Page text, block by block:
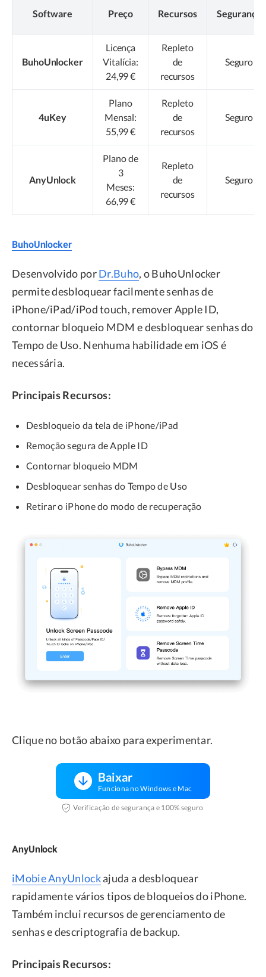
Software Preço Recursos Segurança
BuhoUnlocker
Licença
Vitalícia:
24,99 €
Repleto
de
recursos
Seguro
4uKey
Plano
Mensal:
55,99 €
Repleto
de
recursos
Seguro
AnyUnlock
Plano de
3
Meses:
66,99 €
Repleto
de
recursos
Seguro
BuhoUnlocker
Desenvolvido porDr.Buho, o BuhoUnlocker
permite desbloquear facilmente senhas de
iPhone/iPad/iPod touch, remover Apple ID,
contornar bloqueio MDM e desbloquear senhas do
Tempo de Uso. Nenhuma habilidade em iOS é
necessária.
Principais Recursos:
Desbloqueio da tela de iPhone/iPad
Remoção segura de Apple ID
Contornar bloqueio MDM
Desbloquear senhas do Tempo de Uso
Retirar o iPhone do modo de recuperação
Clique no botão abaixo para experimentar.
Baixar
Funciona no Windows e Mac
Verificação de segurança e 100% seguro
AnyUnlock
iMobie AnyUnlockajuda a desbloquear
rapidamente vários tipos de bloqueios do iPhone.
Também inclui recursos de gerenciamento de
senhas e descriptografia de backup.
Principais Recursos: